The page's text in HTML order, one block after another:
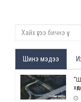
Шинэ мэдээ